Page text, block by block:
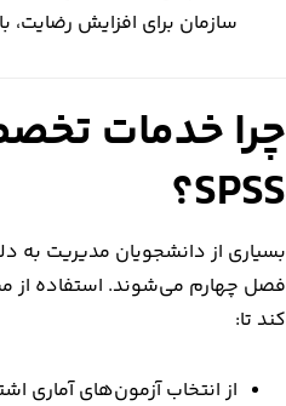
سازمان برای افزایش
چرا خدمات
SPSS؟
بسیاری از دانشجویان مدیریت به
فصل چهارم می‌شوند. استفاده از
کند تا:
از انتخاب آزمون‌های آماری